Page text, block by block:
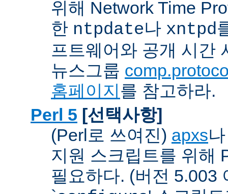
위해 Network Time
한 ntpdate나 xntpd
프트웨어와 공개 시간
뉴스그룹
홈페이지를 참고하라.
Perl 5 [선택사항]
(Perl로 쓰여진) apxs
지원 스크립트를 위해
필요하다. (버전 5.003